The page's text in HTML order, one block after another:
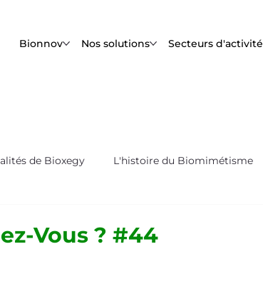
Bionnov Nos solutions Secteurs d'activité
de Bioxegy L'histoire du Biomimétisme
Vous ? #44